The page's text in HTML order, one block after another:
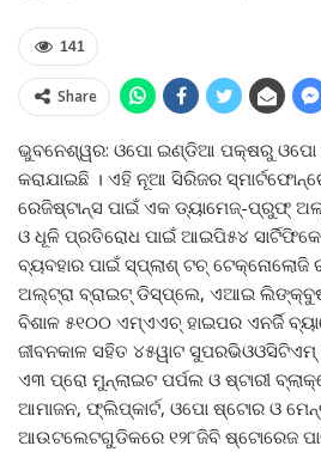
141
Share
ଭୁବନେଶ୍ୱର: ଓପୋ ଇଣ୍ଡିଆ ପକ୍ଷରୁ ଓପୋ
କରାଯାଇଛି । ଏହି ନୂଆ ସିରିଜର
ରେଜିଷ୍ଟାନ୍ସ ପାଇଁ ଏକ ଡ୍ୟାମେଜ୍‌-ପ୍ରୁଫ୍
ଓ ଧୂଳି ପ୍ରତିରୋଧ ପାଇଁ ଆଇପି୫୪
ବ୍ୟବହାର ପାଇଁ ସ୍ପ୍ଲାଶ୍ ଟଚ୍ ଟେକ୍ନୋଲୋଜି
ଅଲ୍‌ଟ୍ରା ବ୍ରାଇଟ୍ ଡିସ୍‌ପ୍ଲେ, ଏଆଇ
ବିଶାଳ ୫୧୦୦ ଏମ୍‌ଏଏଚ୍ ହାଇପର ଏନର୍ଜି
ଜୀବନକାଳ ସହିତ ୪୫ୱାଟ ସୁପରଭିଓଓସିଟିଏମ୍
ଏ୩ ପ୍ରୋ ମୁନ୍‌ଲାଇଟ ପର୍ପଲ ଓ ଷ୍ଟାରୀ
ଆମାଜନ, ଫ୍ଲିପ୍‌କାର୍ଟ, ଓପୋ ଷ୍ଟୋର ଓ
ଆଉଟଲେଟଗୁଡିକରେ ୧୨୮ଜିବି ଷ୍ଟୋରେଜ